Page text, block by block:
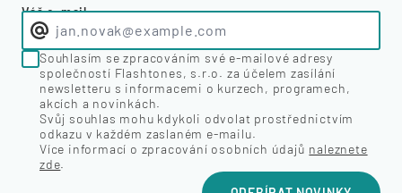
Váš e-mail
Souhlasím se zpracováním své e-mailové adresy
společností Flashtones, s.r.o. za účelem zasílání
newsletteru s informacemi o kurzech, programech,
akcích a novinkách.
Svůj souhlas mohu kdykoli odvolat prostřednictvím
odkazu v každém zaslaném e-mailu.
Více informací o zpracování osobních údajů naleznete
zde.